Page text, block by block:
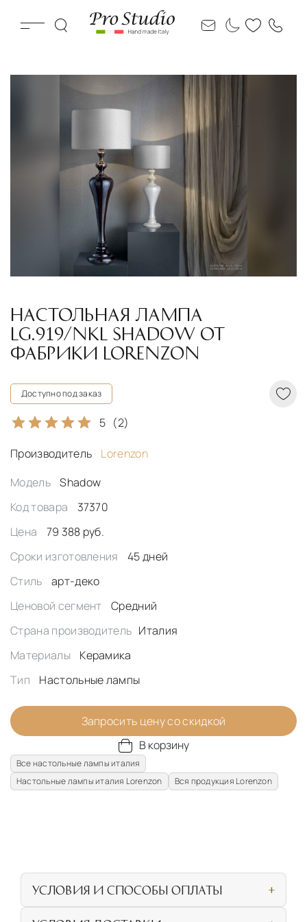
НАСТОЛЬНАЯ ЛАМПА
LG.919/NKL SHADOW ОТ
ФАБРИКИ LORENZON
Доступно под заказ
5 (2)
Производитель
Lorenzon
Модель
Shadow
Код товара
37370
Цена
79 388 руб.
Сроки изготовления
45 дней
Стиль
арт-деко
Ценовой сегмент
Средний
Страна производитель Италия
Материалы
Керамика
Тип
Настольные лампы
Запросить цену со скидкой
В корзину
Все настольные лампы италия
Настольные лампы италия Lorenzon
Вся продукция Lorenzon
УСЛОВИЯ И СПОСОБЫ ОПЛАТЫ